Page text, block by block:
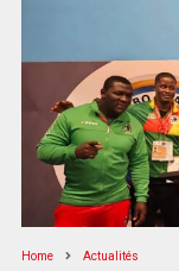
Home Actualités